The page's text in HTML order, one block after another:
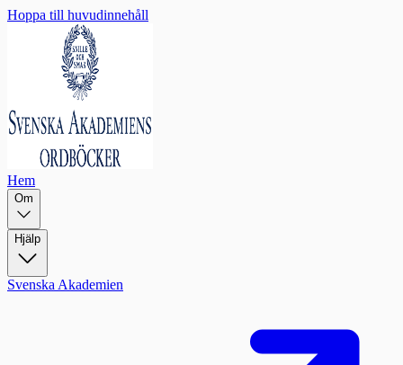
Hoppa till huvudinnehåll
Hem
Om
Hjälp
Svenska Akademien